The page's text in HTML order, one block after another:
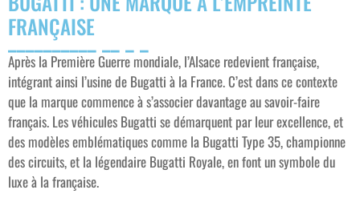
FRANÇAISE
Après la Première Guerre mondiale, l’Alsace redevient française,
intégrant ainsi l’usine de Bugatti à la France. C’est dans ce contexte
que la marque commence à s’associer davantage au savoir-faire
français. Les véhicules Bugatti se démarquent par leur excellence, et
des modèles emblématiques comme la Bugatti Type 35, championne
des circuits, et la légendaire Bugatti Royale, en font un symbole du
luxe à la française.